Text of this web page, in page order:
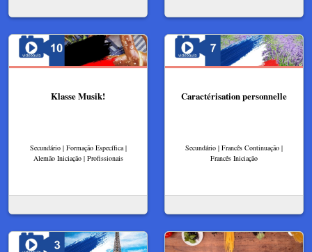
Klasse Musik!
Secundário | Formação Específica |
Alemão Iniciação | Profissionais
Caractérisation personnelle
Secundário | Francês Continuação |
Francês Iniciação